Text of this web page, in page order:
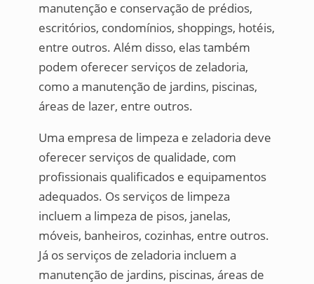
manutenção e conservação de prédios,
escritórios, condomínios, shoppings, hotéis,
entre outros. Além disso, elas também
podem oferecer serviços de zeladoria,
como a manutenção de jardins, piscinas,
áreas de lazer, entre outros.
Uma empresa de limpeza e zeladoria deve
oferecer serviços de qualidade, com
profissionais qualificados e equipamentos
adequados. Os serviços de limpeza
incluem a limpeza de pisos, janelas,
móveis, banheiros, cozinhas, entre outros.
Já os serviços de zeladoria incluem a
manutenção de jardins, piscinas, áreas de